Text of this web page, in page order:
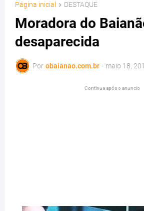
Página inicial DESTAQUE
Moradora do
desaparecida
Por obaianao.com.br - maio 18,
Continua após o anuncio